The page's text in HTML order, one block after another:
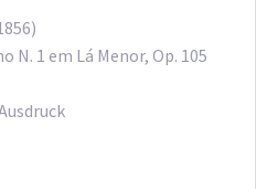
N. 1 em Lá Menor, Op. 105